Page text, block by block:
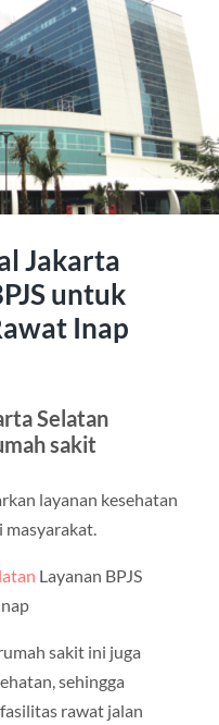
Jakarta
untuk
Inap
Selatan
sakit
layanan kesehatan
Layanan BPJS
sakit ini juga
sehingga
rawat jalan